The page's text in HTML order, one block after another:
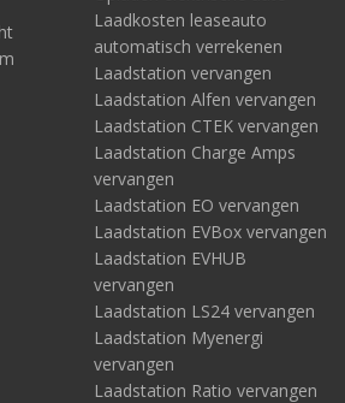
Laadkosten leaseauto
automatisch verrekenen
Laadstation vervangen
Laadstation Alfen vervangen
Laadstation CTEK vervangen
Laadstation Charge Amps
vervangen
Laadstation EO vervangen
Laadstation EVBox vervangen
Laadstation EVHUB
vervangen
Laadstation LS24 vervangen
Laadstation Myenergi
vervangen
Laadstation Ratio vervangen